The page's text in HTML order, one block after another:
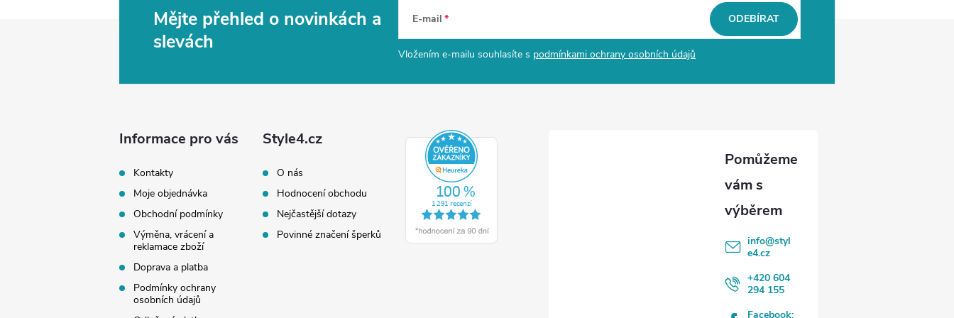
Mějte přehled o novinkách a
slevách
E-mail
Vložením e-mailu souhlasíte s podmínkami ochrany osobních údajů
ODEBÍRAT
Informace pro vás
Kontakty
Moje objednávka
Obchodní podmínky
Výměna, vrácení a
reklamace zboží
Doprava a platba
Podmínky ochrany
osobních údajů
Style4.cz
O nás
Hodnocení obchodu
Nejčastější dotazy
Povinné značení šperků
info@styl
e4.cz
+420 604
294 155
Facebook: